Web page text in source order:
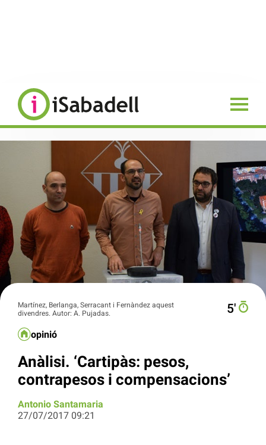
Martínez, Berlanga, Serracant i Fernàndez aquest
divendres. Autor: A. Pujadas.
5′
opinió
Anàlisi. ‘Cartipàs: pesos,
contrapesos i compensacions’
Antonio Santamaria
27/07/2017 09:21